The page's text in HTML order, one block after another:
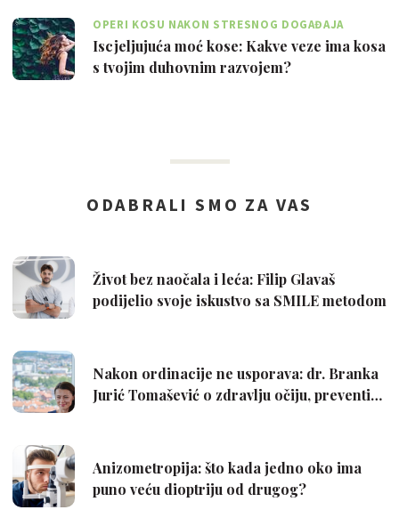
OPERI KOSU NAKON STRESNOG DOGAĐAJA
Iscjeljujuća moć kose: Kakve veze ima kosa
s tvojim duhovnim razvojem?